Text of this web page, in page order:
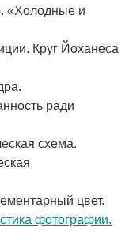
«Холодные и
Круг Йоханеса
ради
схема.
цвет.
фотографии.